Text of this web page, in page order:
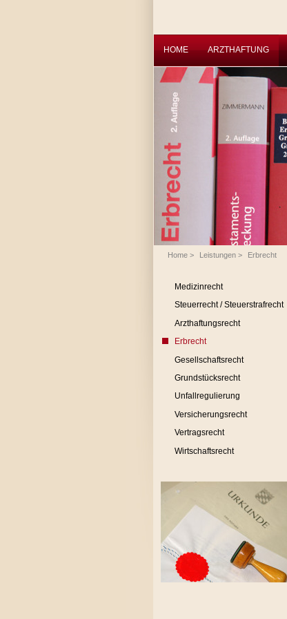
HOME ARZTHAFTUNG
Home> Leistungen> Erbrecht
Medizinrecht
Steuerrecht / Steuerstrafrecht
Arzthaftungsrecht
Erbrecht
Gesellschaftsrecht
Grundstücksrecht
Unfallregulierung
Versicherungsrecht
Vertragsrecht
Wirtschaftsrecht